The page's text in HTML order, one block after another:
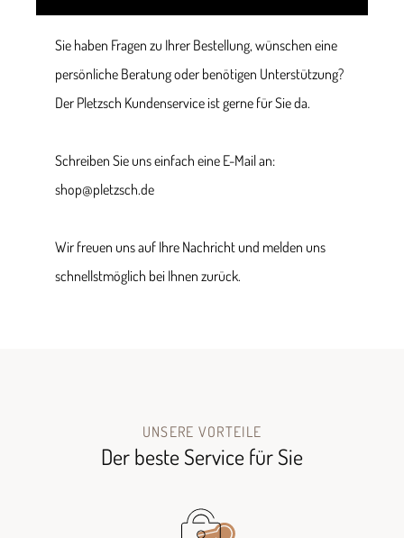
Sie haben Fragen zu Ihrer Bestellung, wünschen eine
persönliche Beratung oder benötigen Unterstützung?
Der Pletzsch Kundenservice ist gerne für Sie da.
Schreiben Sie uns einfach eine E-Mail an:
shop@pletzsch.de
Wir freuen uns auf Ihre Nachricht und melden uns
schnellstmöglich bei Ihnen zurück.
UNSERE VORTEILE
Der beste Service für Sie